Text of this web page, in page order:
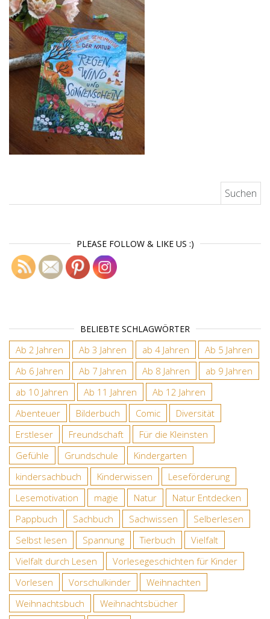
PLEASE FOLLOW & LIKE US :)
BELIEBTE SCHLAGWÖRTER
Ab 2 Jahren Ab 3 Jahren ab 4 Jahren
Ab 5 Jahren
Ab 6 Jahren
Ab 7 Jahren Ab 8 Jahren
ab 9 Jahren
ab 10 Jahren
Ab 11 Jahren
Ab 12 Jahren
Abenteuer
Bilderbuch Comic
Diversität
Erstleser
Freundschaft
Für die Kleinsten
Gefühle
Grundschule
Kindergarten
kindersachbuch
Kinderwissen
Leseförderung
Lesemotivation
magie Natur
Natur Entdecken
Pappbuch
Sachbuch Sachwissen
Selberlesen
Selbst lesen
Spannung Tierbuch
Vielfalt
Vielfalt durch Lesen
Vorlesegeschichten für Kinder
Vorlesen
Vorschulkinder
Weihnachten
Weihnachtsbuch
Weihnachtsbücher